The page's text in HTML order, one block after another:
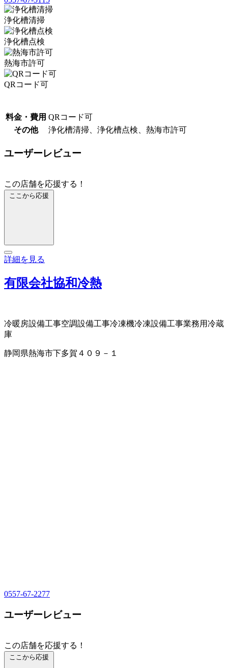
浄化槽清掃
浄化槽点検
熱海市許可
QRコード可
料金・費用 QRコード可
その他
浄化槽清掃、浄化槽点検、熱海市許可
ユーザーレビュー
この店舗を応援する！
ここから応援
詳細を見る
有限会社協和冷熱
冷暖房設備工事空調設備工事冷凍機冷凍設備工事業務用冷蔵
庫
静岡県熱海市下多賀４０９－１
0557-67-2277
ユーザーレビュー
この店舗を応援する！
ここから応援